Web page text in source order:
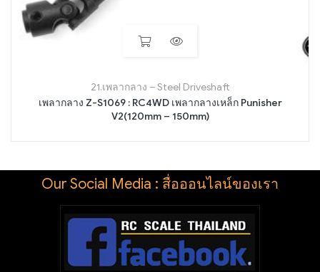
21.เพลากลาง – Steel Driveshaft
เพลากลาง Z-S1069 : RC4WD เพลากลางเหล็ก Punisher
V2(120mm – 150mm)
Our Social Media : สื่อออนไลน์ของเรา